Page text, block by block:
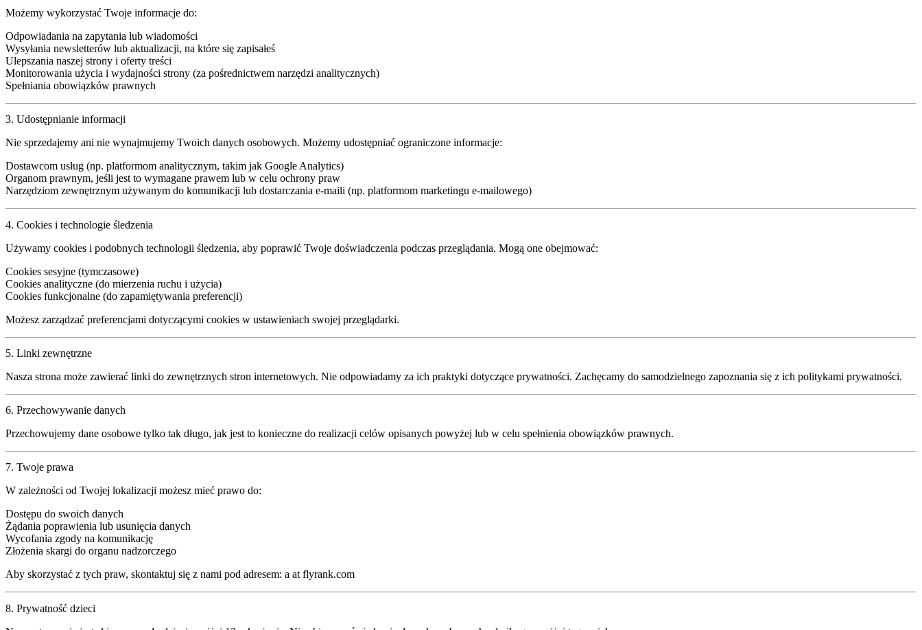
Możemy wykorzystać Twoje informacje do:
Odpowiadania na zapytania lub wiadomości
Wysyłania newsletterów lub aktualizacji, na które się zapisałeś
Ulepszania naszej strony i oferty treści
Monitorowania użycia i wydajności strony (za pośrednictwem narzędzi analitycznych)
Spełniania obowiązków prawnych
3. Udostępnianie informacji
Nie sprzedajemy ani nie wynajmujemy Twoich danych osobowych. Możemy udostępniać ograniczone informacje:
Dostawcom usług (np. platformom analitycznym, takim jak Google Analytics)
Organom prawnym, jeśli jest to wymagane prawem lub w celu ochrony praw
Narzędziom zewnętrznym używanym do komunikacji lub dostarczania e-maili (np. platformom marketingu e-mailowego)
4. Cookies i technologie śledzenia
Używamy cookies i podobnych technologii śledzenia, aby poprawić Twoje doświadczenia podczas przeglądania. Mogą one obejmować:
Cookies sesyjne (tymczasowe)
Cookies analityczne (do mierzenia ruchu i użycia)
Cookies funkcjonalne (do zapamiętywania preferencji)
Możesz zarządzać preferencjami dotyczącymi cookies w ustawieniach swojej przeglądarki.
5. Linki zewnętrzne
Nasza strona może zawierać linki do zewnętrznych stron internetowych. Nie odpowiadamy za ich praktyki dotyczące prywatności. Zachęcamy do samodzielnego zapoznania się z ich politykami prywatności.
6. Przechowywanie danych
Przechowujemy dane osobowe tylko tak długo, jak jest to konieczne do realizacji celów opisanych powyżej lub w celu spełnienia obowiązków prawnych.
7. Twoje prawa
W zależności od Twojej lokalizacji możesz mieć prawo do:
Dostępu do swoich danych
Żądania poprawienia lub usunięcia danych
Wycofania zgody na komunikację
Złożenia skargi do organu nadzorczego
Aby skorzystać z tych praw, skontaktuj się z nami pod adresem: a at flyrank.com
8. Prywatność dzieci